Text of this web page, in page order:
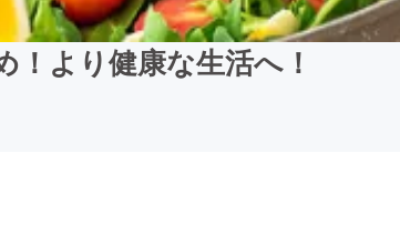
より健康な生活へ！